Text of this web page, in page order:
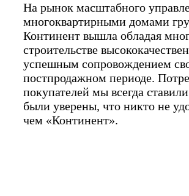
На рынок масштабного
многоквартирными домами
Континент вышла обладая
строительстве
успешным сопровождением
постпродажном периоде.
покупателей мы всегда
были уверены, что никто не
чем «Континент».